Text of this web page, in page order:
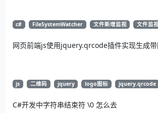
c# FileSystemWatcher 文件新增监视 文件监
网页前端js使用jquery.qrcode插件实现生成
js 二维码 jquery logo图标 jquery.qrcode
C#开发中字符串结束符 \0 怎么去